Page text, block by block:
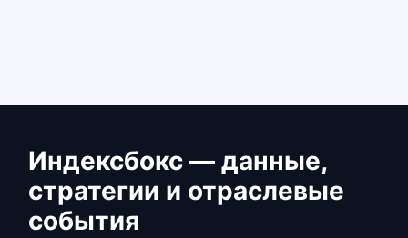
Индексбокс — данные,
стратегии и отраслевые
события